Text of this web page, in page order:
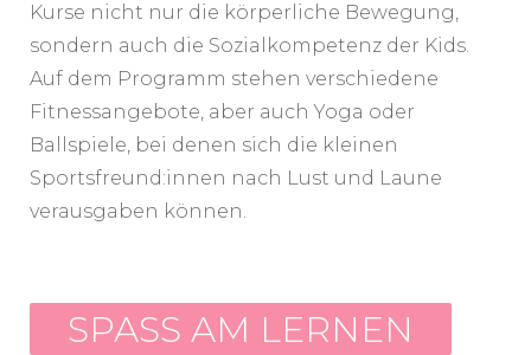
Kurse nicht nur die körperliche Bewegung,
sondern auch die Sozialkompetenz der Kids.
Auf dem Programm stehen verschiedene
Fitnessangebote, aber auch Yoga oder
Ballspiele, bei denen sich die kleinen
Sportsfreund:innen nach Lust und Laune
verausgaben können.
SPASS AM LERNEN